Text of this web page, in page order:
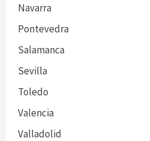
Navarra
Pontevedra
Salamanca
Sevilla
Toledo
Valencia
Valladolid